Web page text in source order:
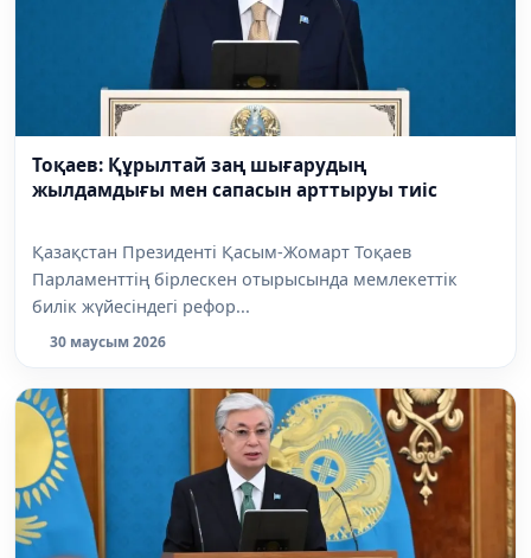
Тоқаев: Құрылтай заң шығарудың
жылдамдығы мен сапасын арттыруы тиіс
Қазақстан Президенті Қасым-Жомарт Тоқаев
Парламенттің бірлескен отырысында мемлекеттік
билік жүйесіндегі рефор...
30 маусым 2026